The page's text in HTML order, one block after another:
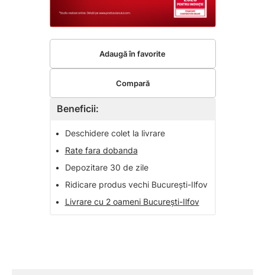
Beneficii:
•
Deschidere colet la livrare
•
Rate fara dobanda
•
Depozitare 30 de zile
•
Ridicare produs vechi București-Ilfov
•
Livrare cu 2 oameni București-Ilfov
Adaugă în favorite
Compară